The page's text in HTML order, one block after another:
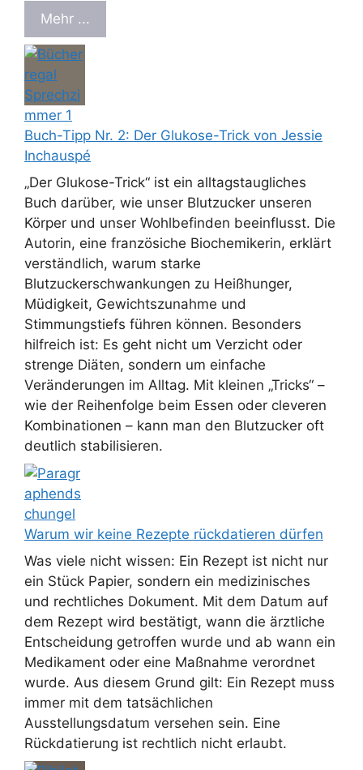
Mehr ...
Buch-Tipp Nr. 2: Der Glukose-Trick von Jessie
Inchauspé
„Der Glukose-Trick“ ist ein alltagstaugliches
Buch darüber, wie unser Blutzucker unseren
Körper und unser Wohlbefinden beeinflusst. Die
Autorin, eine französiche Biochemikerin, erklärt
verständlich, warum starke
Blutzuckerschwankungen zu Heißhunger,
Müdigkeit, Gewichtszunahme und
Stimmungstiefs führen können. Besonders
hilfreich ist: Es geht nicht um Verzicht oder
strenge Diäten, sondern um einfache
Veränderungen im Alltag. Mit kleinen „Tricks“ –
wie der Reihenfolge beim Essen oder cleveren
Kombinationen – kann man den Blutzucker oft
deutlich stabilisieren.
Warum wir keine Rezepte rückdatieren dürfen
Was viele nicht wissen: Ein Rezept ist nicht nur
ein Stück Papier, sondern ein medizinisches
und rechtliches Dokument. Mit dem Datum auf
dem Rezept wird bestätigt, wann die ärztliche
Entscheidung getroffen wurde und ab wann ein
Medikament oder eine Maßnahme verordnet
wurde. Aus diesem Grund gilt: Ein Rezept muss
immer mit dem tatsächlichen
Ausstellungsdatum versehen sein. Eine
Rückdatierung ist rechtlich nicht erlaubt.